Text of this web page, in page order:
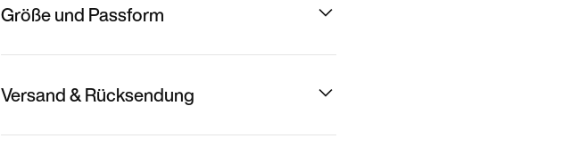
Größe und Passform
Versand & Rücksendung